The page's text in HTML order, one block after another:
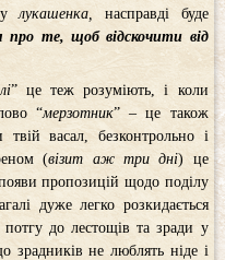
лукашенка, насправді буде
про те, щоб відскочити від
” це теж розуміють, і коли
“мерзотник” – це також
васал, безконтрольно і
(візит аж три дні) це
пропозицій щодо поділу
дуже легко розкидається
до лестощів та зради у
зрадників не люблять ніде і